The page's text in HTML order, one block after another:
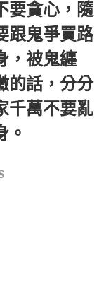
要貪心，隨
跟鬼爭買路
，被鬼纏
的話，分分
千萬不要亂
。